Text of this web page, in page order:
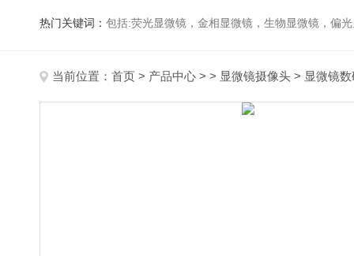
热门关键词： 包括:荧光显微镜，金相显微镜，生物显微镜，偏
当前位置： 首页 > 产品中心 > > 显微镜摄像头 > 显微镜